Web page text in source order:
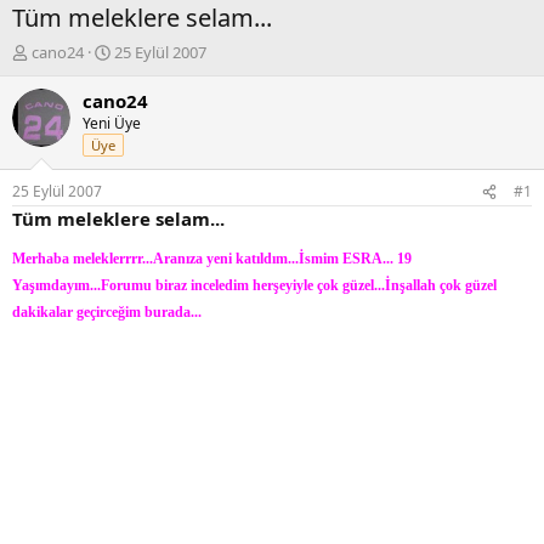
Tüm meleklere selam...
K
n
b
u
y
u
b
a
l
a
t
cano24
B
ş
l
a
n
ı
ç
a
r
i
25 Eylül 2007
cano24
Yeni Üye
Üye
25 Eylül 2007 #1
Tüm meleklere selam...
Merhaba meleklerrrr...Aranıza yeni katıldım...İsmim ESRA... 19
Yaşımdayım...Forumu biraz inceledim herşeyiyle çok güzel...İnşallah çok güzel
dakikalar geçirceğim burada...